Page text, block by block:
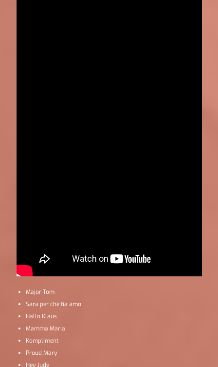
Major Tom
Sara per che tia amo
Hallo Klaus
Mamma Maria
Kompliment
Proud Mary
Hey Jude